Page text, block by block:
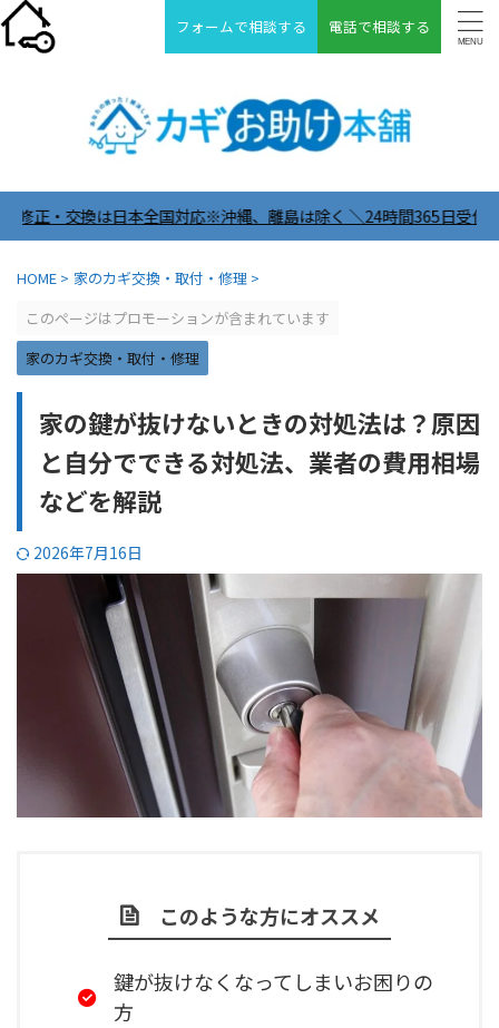
フォームで相談する 電話で相談する
国対応※沖縄、離島は除く ＼24時間365日受付中／
HOME > 家のカギ交換・取付・修理 >
このページはプロモーションが含まれています
家のカギ交換・取付・修理
家の鍵が抜けないときの対処法は？原因
と自分でできる対処法、業者の費用相場
などを解説
2026年7月16日
このような方にオススメ
鍵が抜けなくなってしまいお困りの
方